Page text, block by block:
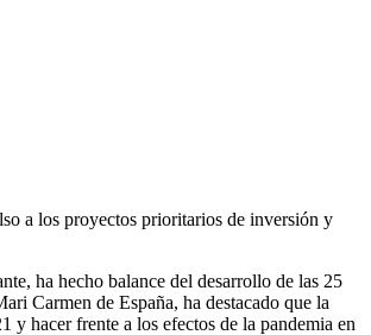
a los proyectos prioritarios de inversión y
ha hecho balance del desarrollo de las 25
Carmen de España, ha destacado que la
y hacer frente a los efectos de la pandemia en